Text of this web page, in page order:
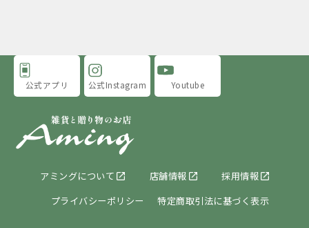
アミングについて 店舗情報
採用情報
プライバシーポリシー
特定商取引法に基づく表示
公式アプリ 公式Instagram Youtube